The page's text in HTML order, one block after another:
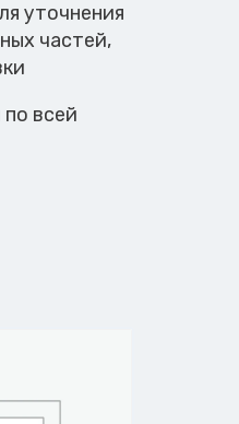
уточнения
частей,
всей